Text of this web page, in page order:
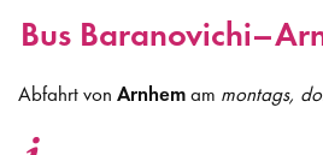
Bus
Abfahrt von Arnhemam montags,